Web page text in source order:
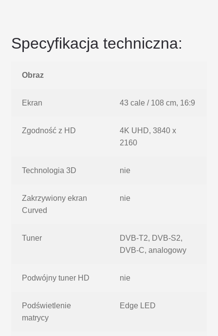
Specyfikacja techniczna:
Obraz
Ekran 43 cale / 108 cm, 16:9
Zgodność z HD
4K UHD, 3840 x
2160
Technologia 3D nie
Zakrzywiony ekran
Curved
nie
Tuner
DVB-T2, DVB-S2,
DVB-C, analogowy
Podwójny tuner HD nie
Podświetlenie
matrycy
Edge LED